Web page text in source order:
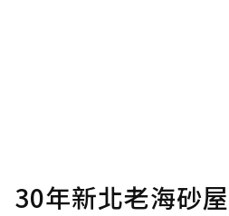
30年新北老海砂